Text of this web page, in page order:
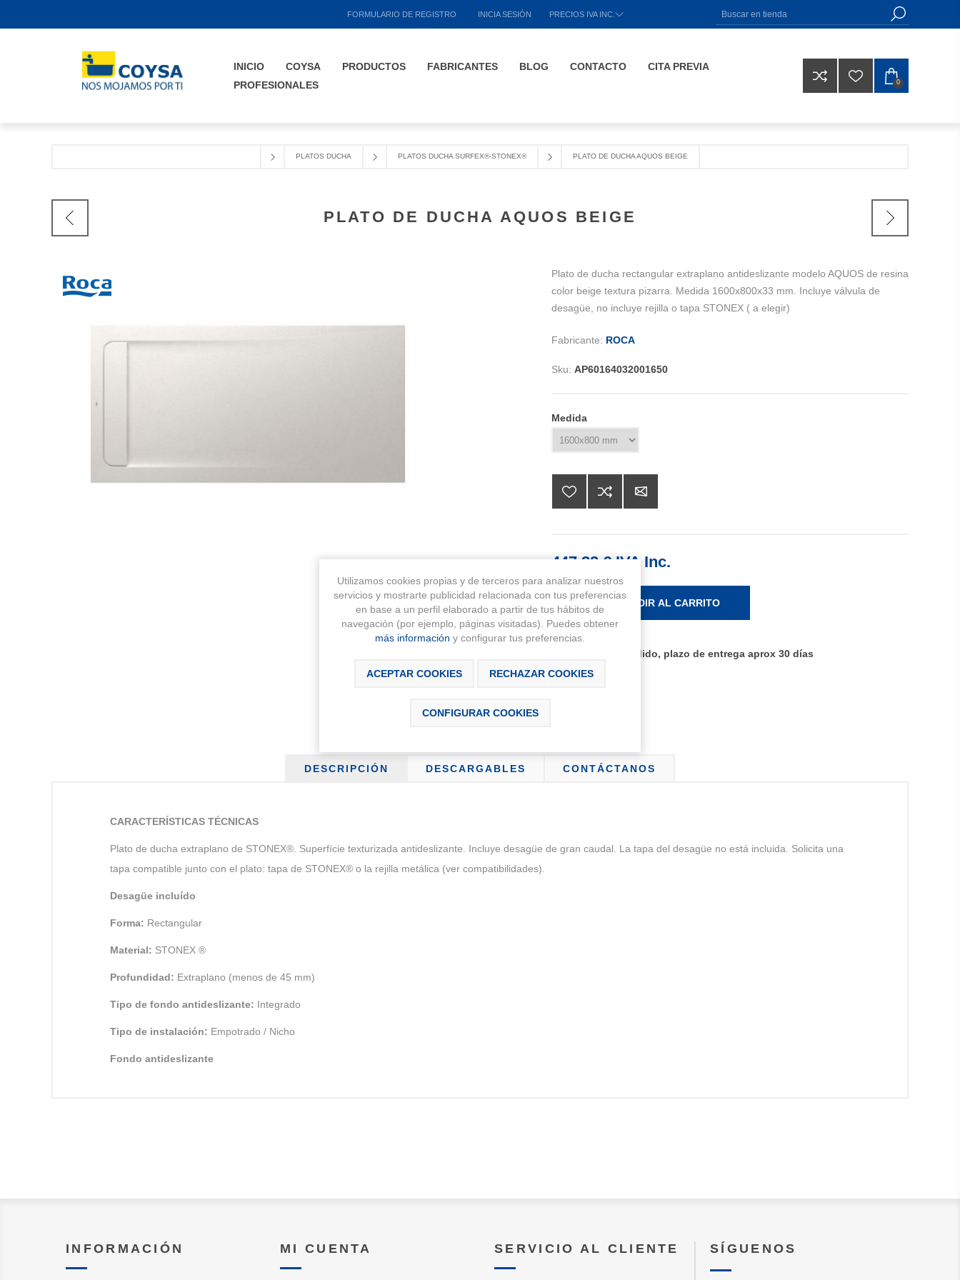
FORMULARIO DE REGISTRO INICIA SESIÓN PRECIOS IVA INC.
INICIO COYSA PRODUCTOS FABRICANTES BLOG CONTACTO
CITA PREVIA
PROFESIONALES
0
PLATOS DUCHA PLATOS DUCHA SURFEX®-STONEX® PLATO DE DUCHA AQUOS BEIGE
PLATO DE DUCHA AQUOS BEIGE
Plato de ducha rectangular extraplano antideslizante modelo AQUOS de resina
color beige textura pizarra. Medida 1600x800x33 mm. Incluye válvula de
desagüe, no incluye rejilla o tapa STONEX ( a elegir)
Fabricante: ROCA
Sku: AP60164032001650
Medida
447,22 € IVA Inc.
AÑADIR AL CARRITO
Disponibilidad:
Producto bajo pedido, plazo de entrega aprox 30 días
DESCRIPCIÓN DESCARGABLES CONTÁCTANOS
CARACTERÍSTICAS TÉCNICAS
Plato de ducha extraplano de STONEX®. Superfície texturizada antideslizante. Incluye desagüe de gran caudal. La tapa del desagüe no está incluida. Solicita una
tapa compatible junto con el plato: tapa de STONEX® o la rejilla metálica (ver compatibilidades).
Desagüe incluído
Forma: Rectangular
Material: STONEX ®
Profundidad: Extraplano (menos de 45 mm)
Tipo de fondo antideslizante: Integrado
Tipo de instalación: Empotrado / Nicho
Fondo antideslizante
INFORMACIÓN MI CUENTA SERVICIO AL CLIENTE SÍGUENOS
Utilizamos cookies propias y de terceros para analizar nuestros
servicios y mostrarte publicidad relacionada con tus preferencias
en base a un perfil elaborado a partir de tus hábitos de
navegación (por ejemplo, páginas visitadas). Puedes obtener
más información y configurar tus preferencias.
ACEPTAR COOKIES RECHAZAR COOKIES
CONFIGURAR COOKIES